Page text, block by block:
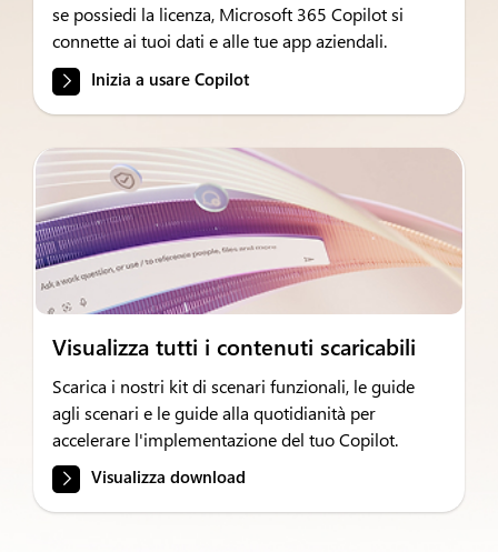
se possiedi la licenza, Microsoft 365 Copilot si
connette ai tuoi dati e alle tue app aziendali.
Inizia a usare Copilot
Visualizza tutti i contenuti scaricabili
Scarica i nostri kit di scenari funzionali, le guide
agli scenari e le guide alla quotidianità per
accelerare l'implementazione del tuo Copilot.
Visualizza download